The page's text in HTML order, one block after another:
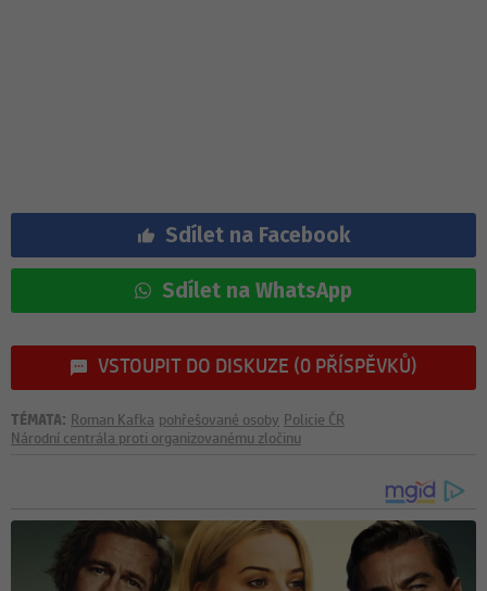
Sdílet na Facebook
Sdílet na WhatsApp
VSTOUPIT DO DISKUZE (0 PŘÍSPĚVKŮ)
TÉMATA: Roman Kafka pohřešované osoby Policie ČR
Národní centrála proti organizovanému zločinu